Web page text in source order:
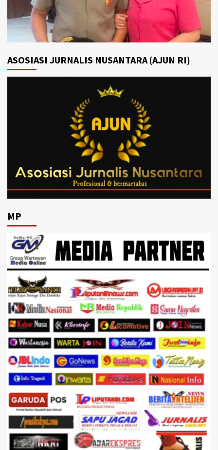
ASOSIASI JURNALIS NUSANTARA (AJUN RI)
MP